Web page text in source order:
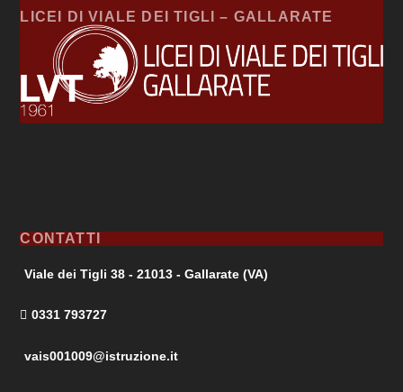
LICEI DI VIALE DEI TIGLI – GALLARATE
CONTATTI
Viale dei Tigli 38 - 21013 - Gallarate (VA)
0331 793727
vais001009@istruzione.it